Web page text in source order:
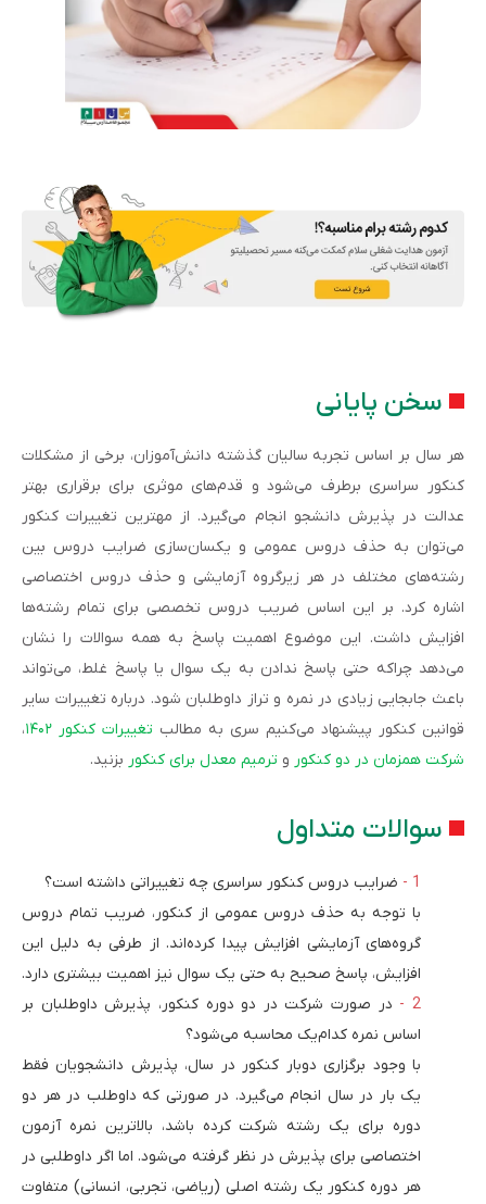
سخن پایانی
هر سال بر اساس تجربه سالیان گذشته دانش‌آموزان، برخی از مشکلات
کنکور سراسری برطرف می‌شود و قدم‌های موثری برای برقراری بهتر
عدالت در پذیرش دانشجو انجام می‌گیرد. از مهترین تغییرات کنکور
می‌توان به حذف دروس عمومی و یکسان‌سازی ضرایب دروس بین
رشته‌های مختلف در هر زیرگروه آزمایشی و حذف دروس اختصاصی
اشاره کرد. بر این اساس ضریب دروس تخصصی برای تمام رشته‌ها
افزایش داشت. این موضوع اهمیت پاسخ به همه سوالات را نشان
می‌دهد چراکه حتی پاسخ ندادن به یک سوال یا پاسخ غلط، می‌تواند
باعث جابجایی زیادی در نمره و تراز داوطلبان شود. درباره تغییرات سایر
قوانین کنکور پیشنهاد می‌کنیم سری به مطالب تغییرات کنکور ۱۴۰۲
،
شرکت همزمان در دو کنکور و ترمیم معدل برای کنکور بزنید.
سوالات متداول
ضرایب دروس کنکور سراسری چه تغییراتی داشته است؟
با توجه به حذف دروس عمومی از کنکور، ضریب تمام دروس
گروه‌های آزمایشی افزایش پیدا کرده‌اند. از طرفی به دلیل این
افزایش، پاسخ صحیح به حتی یک سوال نیز اهمیت بیشتری دارد.
در صورت شرکت در دو دوره کنکور، پذیرش داوطلبان بر
اساس نمره کدام‌یک محاسبه می‌شود؟
با وجود برگزاری دوبار کنکور در سال، پذیرش دانشجویان فقط
یک بار در سال انجام می‌گیرد. در صورتی که داوطلب در هر دو
دوره برای یک رشته شرکت کرده باشد، بالاترین نمره آزمون
اختصاصی برای پذیرش در نظر گرفته می‌شود. اما اگر داوطلبی در
هر دوره کنکور یک رشته اصلی (ریاضی، تجربی، انسانی) متفاوت